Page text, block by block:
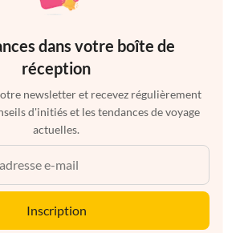
dans votre boîte de
réception
newsletter et recevez régulièrement
d'initiés et les tendances de voyage
actuelles.
Inscription